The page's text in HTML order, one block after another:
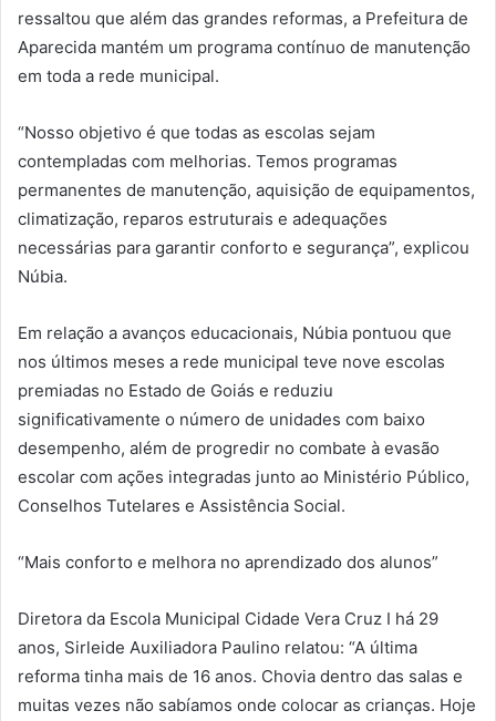
ressaltou que além das grandes reformas, a Prefeitura de
Aparecida mantém um programa contínuo de manutenção
em toda a rede municipal.
“Nosso objetivo é que todas as escolas sejam
contempladas com melhorias. Temos programas
permanentes de manutenção, aquisição de equipamentos,
climatização, reparos estruturais e adequações
necessárias para garantir conforto e segurança”, explicou
Núbia.
Em relação a avanços educacionais, Núbia pontuou que
nos últimos meses a rede municipal teve nove escolas
premiadas no Estado de Goiás e reduziu
significativamente o número de unidades com baixo
desempenho, além de progredir no combate à evasão
escolar com ações integradas junto ao Ministério Público,
Conselhos Tutelares e Assistência Social.
“Mais conforto e melhora no aprendizado dos alunos”
Diretora da Escola Municipal Cidade Vera Cruz I há 29
anos, Sirleide Auxiliadora Paulino relatou: “A última
reforma tinha mais de 16 anos. Chovia dentro das salas e
muitas vezes não sabíamos onde colocar as crianças. Hoje